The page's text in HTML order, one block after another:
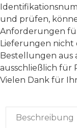
und prüfen,
Anforderungen
Lieferungen nicht
Bestellungen aus
ausschließlich für
Vielen Dank für
Beschreibung